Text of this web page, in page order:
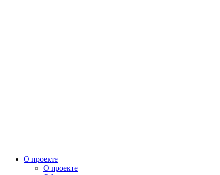
О проекте
О проекте